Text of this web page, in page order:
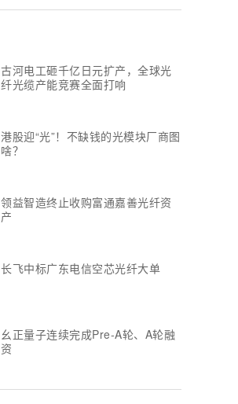
古河电工砸千亿日元扩产，全球光
纤光缆产能竞赛全面打响
港股迎“光”！不缺钱的光模块厂商图
啥？
领益智造终止收购富通嘉善光纤资
产
长飞中标广东电信空芯光纤大单
幺正量子连续完成Pre-A轮、A轮融
资